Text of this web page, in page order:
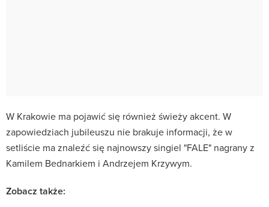
W Krakowie ma pojawić się również świeży akcent. W
zapowiedziach jubileuszu nie brakuje informacji, że w
setliście ma znaleźć się najnowszy singiel "FALE" nagrany z
Kamilem Bednarkiem i Andrzejem Krzywym.
Zobacz także: